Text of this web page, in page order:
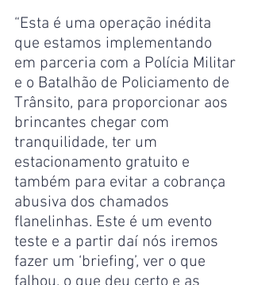
“Esta é uma operação inédita
que estamos implementando
em parceria com a Polícia Militar
e o Batalhão de Policiamento de
Trânsito, para proporcionar aos
brincantes chegar com
tranquilidade, ter um
estacionamento gratuito e
também para evitar a cobrança
abusiva dos chamados
flanelinhas. Este é um evento
teste e a partir daí nós iremos
fazer um ‘briefing’, ver o que